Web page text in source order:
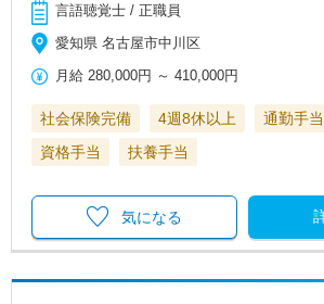
言語聴覚士 / 正職員
愛知県 名古屋市中川区
月給 280,000円 ～410,000円
社会保険完備 4週8休以上 通勤手当
資格手当
扶養手当
気になる